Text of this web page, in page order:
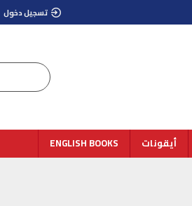
تسجيل دخول
أيقونات ENGLISH BOOKS